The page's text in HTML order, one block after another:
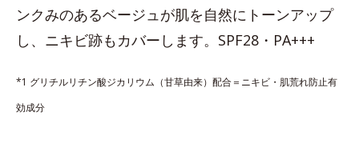
ンクみのあるベージュが肌を自然にトーンアップ
し、ニキビ跡もカバーします。SPF28・PA+++
*1 グリチルリチン酸ジカリウム（甘草由来）配合＝ニキビ・肌荒れ防止有
効成分